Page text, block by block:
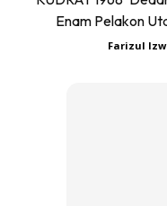
ni dalam 7-14 hari
supaya media
Enam Pelakon
Farizul